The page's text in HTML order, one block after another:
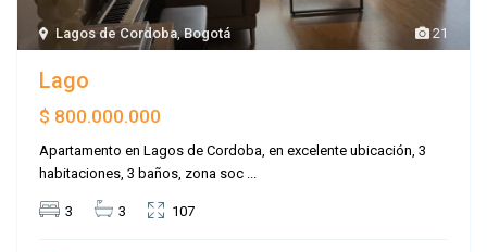
21
Lagos de Cordoba,Bogotá
Lago
$ 800.000.000
Apartamento en Lagos de Cordoba, en excelente ubicación, 3
habitaciones, 3 baños, zona soc
3 3 107